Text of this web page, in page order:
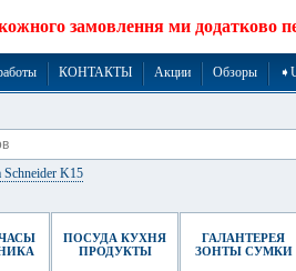
замовлення ми додатково
КОНТАКТЫ Акции Обзоры
Schneider K15
ПОСУДА КУХНЯ
ПРОДУКТЫ
ГАЛАНТЕРЕЯ
ЗОНТЫ СУМКИ